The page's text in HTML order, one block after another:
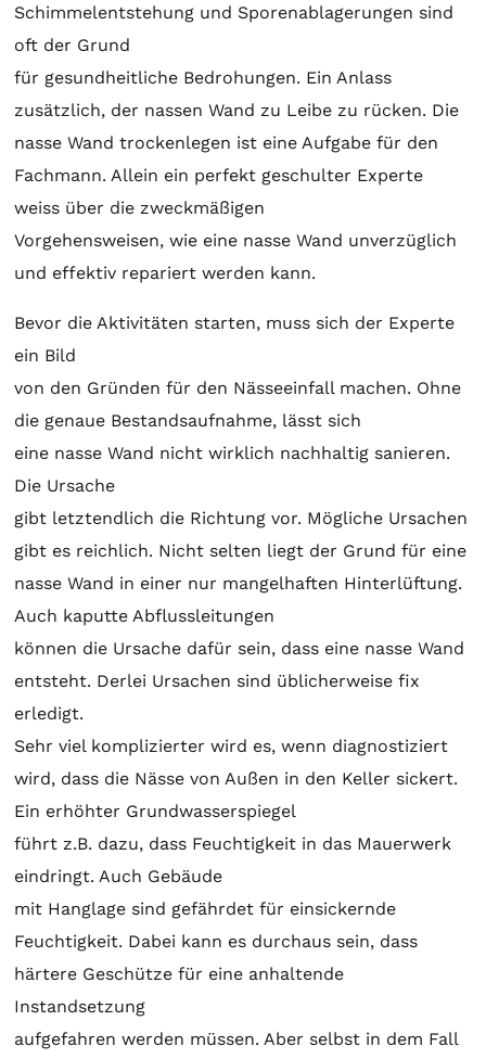
Schimmelentstehung und Sporenablagerungen sind
oft der Grund
für gesundheitliche Bedrohungen. Ein Anlass
zusätzlich, der nassen Wand zu Leibe zu rücken. Die
nasse Wand trockenlegen ist eine Aufgabe für den
Fachmann. Allein ein perfekt geschulter Experte
weiss über die zweckmäßigen
Vorgehensweisen, wie eine nasse Wand unverzüglich
und effektiv repariert werden kann.
Bevor die Aktivitäten starten, muss sich der Experte
ein Bild
von den Gründen für den Nässeeinfall machen. Ohne
die genaue Bestandsaufnahme, lässt sich
eine nasse Wand nicht wirklich nachhaltig sanieren.
Die Ursache
gibt letztendlich die Richtung vor. Mögliche Ursachen
gibt es reichlich. Nicht selten liegt der Grund für eine
nasse Wand in einer nur mangelhaften Hinterlüftung.
Auch kaputte Abflussleitungen
können die Ursache dafür sein, dass eine nasse Wand
entsteht. Derlei Ursachen sind üblicherweise fix
erledigt.
Sehr viel komplizierter wird es, wenn diagnostiziert
wird, dass die Nässe von Außen in den Keller sickert.
Ein erhöhter Grundwasserspiegel
führt z.B. dazu, dass Feuchtigkeit in das Mauerwerk
eindringt. Auch Gebäude
mit Hanglage sind gefährdet für einsickernde
Feuchtigkeit. Dabei kann es durchaus sein, dass
härtere Geschütze für eine anhaltende
Instandsetzung
aufgefahren werden müssen. Aber selbst in dem Fall